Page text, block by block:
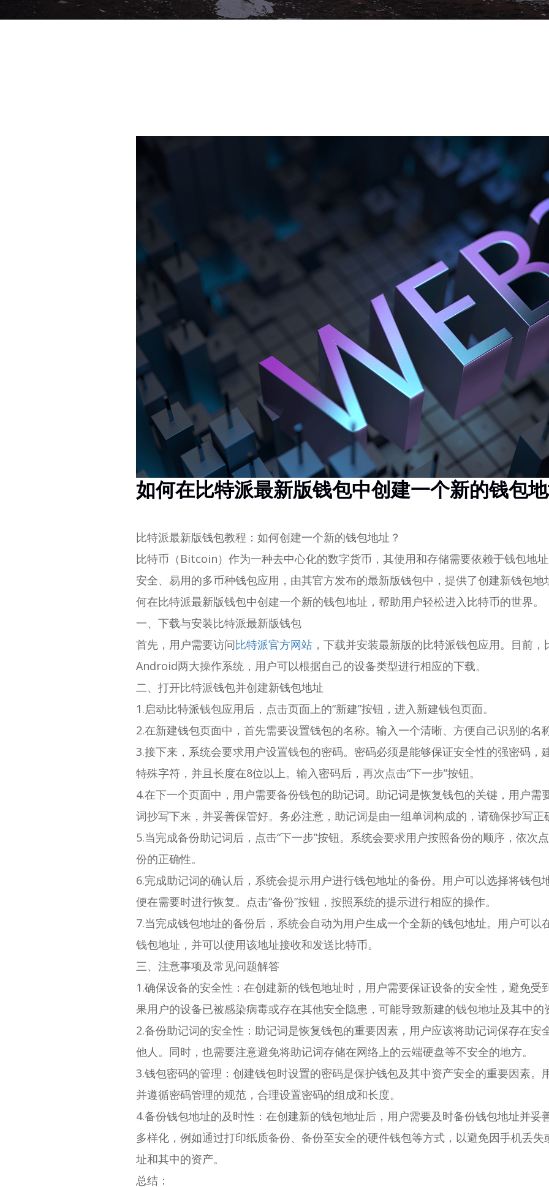
如何在比特派最新版钱包中创建一个新的钱包
比特派最新版钱包教程：如何创建一个新的钱包地址？
比特币（Bitcoin）作为一种去中心化的数字货币，其使用和存储需要依赖于钱包地
安全、易用的多币种钱包应用，由其官方发布的最新版钱包中，提供了创建新钱包
何在比特派最新版钱包中创建一个新的钱包地址，帮助用户轻松进入比特币的世界。
一、下载与安装比特派最新版钱包
首先，用户需要访问比特派官方网站，下载并安装最新版的比特派钱包应用。目前，
Android两大操作系统，用户可以根据自己的设备类型进行相应的下载。
二、打开比特派钱包并创建新钱包地址
1.启动比特派钱包应用后，点击页面上的“新建”按钮，进入新建钱包页面。
2.在新建钱包页面中，首先需要设置钱包的名称。输入一个清晰、方便自己识别的名
3.接下来，系统会要求用户设置钱包的密码。密码必须是能够保证安全性的强密码，
特殊字符，并且长度在8位以上。输入密码后，再次点击“下一步”按钮。
4.在下一个页面中，用户需要备份钱包的助记词。助记词是恢复钱包的关键，用户需
词抄写下来，并妥善保管好。务必注意，助记词是由一组单词构成的，请确保抄写
5.当完成备份助记词后，点击“下一步”按钮。系统会要求用户按照备份的顺序，依次
份的正确性。
6.完成助记词的确认后，系统会提示用户进行钱包地址的备份。用户可以选择将钱包
便在需要时进行恢复。点击“备份”按钮，按照系统的提示进行相应的操作。
7.当完成钱包地址的备份后，系统会自动为用户生成一个全新的钱包地址。用户可以
钱包地址，并可以使用该地址接收和发送比特币。
三、注意事项及常见问题解答
1.确保设备的安全性：在创建新的钱包地址时，用户需要保证设备的安全性，避免受
果用户的设备已被感染病毒或存在其他安全隐患，可能导致新建的钱包地址及其中的
2.备份助记词的安全性：助记词是恢复钱包的重要因素，用户应该将助记词保存在安
他人。同时，也需要注意避免将助记词存储在网络上的云端硬盘等不安全的地方。
3.钱包密码的管理：创建钱包时设置的密码是保护钱包及其中资产安全的重要因素。
并遵循密码管理的规范，合理设置密码的组成和长度。
4.备份钱包地址的及时性：在创建新的钱包地址后，用户需要及时备份钱包地址并妥
多样化，例如通过打印纸质备份、备份至安全的硬件钱包等方式，以避免因手机丢
址和其中的资产。
总结：